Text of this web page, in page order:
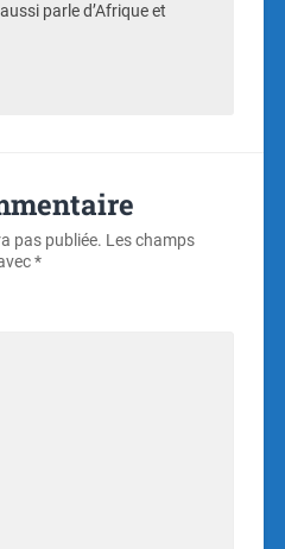
parle d’Afrique et
pas publiée. Les champs
*